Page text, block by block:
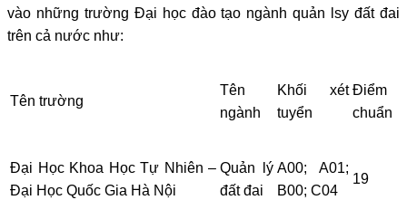
vào những trường Đại học đào tạo ngành quản lsy đất đai
trên cả nước như:
Tên trường
Tên
ngành
Khối xét
tuyển
Điểm
chuẩn
Đại Học Khoa Học Tự Nhiên –
Đại Học Quốc Gia Hà Nội
Quản lý
đất đai
A00; A01;
B00; C04
19